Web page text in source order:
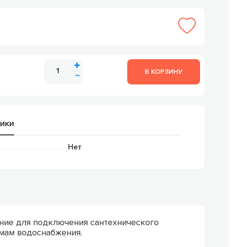
В КОРЗИНУ
Нет
для подключения сантехнического
водоснабжения.